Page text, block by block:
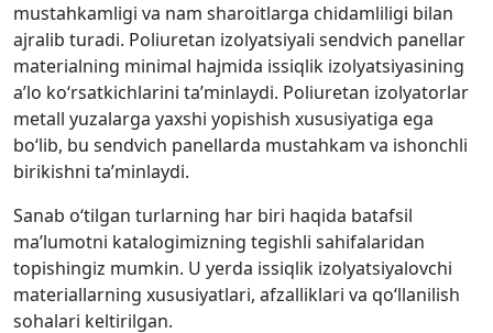
mustahkamligi va nam sharoitlarga chidamliligi bilan
ajralib turadi. Poliuretan izolyatsiyali sendvich panellar
materialning minimal hajmida issiqlik izolyatsiyasining
a’lo ko‘rsatkichlarini ta’minlaydi. Poliuretan izolyatorlar
metall yuzalarga yaxshi yopishish xususiyatiga ega
bo‘lib, bu sendvich panellarda mustahkam va ishonchli
birikishni ta’minlaydi.
Sanab o‘tilgan turlarning har biri haqida batafsil
ma’lumotni katalogimizning tegishli sahifalaridan
topishingiz mumkin. U yerda issiqlik izolyatsiyalovchi
materiallarning xususiyatlari, afzalliklari va qo‘llanilish
sohalari keltirilgan.